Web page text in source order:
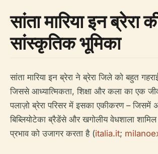
सांता मारिया इन ब्रेरा
सांस्कृतिक भूमिका
सांता मारिया इन ब्रेरा ने ब्रेरा जिले को बहुत
जिससे आध्यात्मिकता, शिक्षा और कला का एक
पलाज़ो ब्रेरा परिसर में इसका एकीकरण – जिसमें
बिब्लियोटेका ब्रैडेंसे और खगोलीय वेधशाला
प्रभाव को उजागर करता है (italia.it;